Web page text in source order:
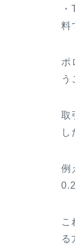
料
ポ
う
取
し
例
こ
る